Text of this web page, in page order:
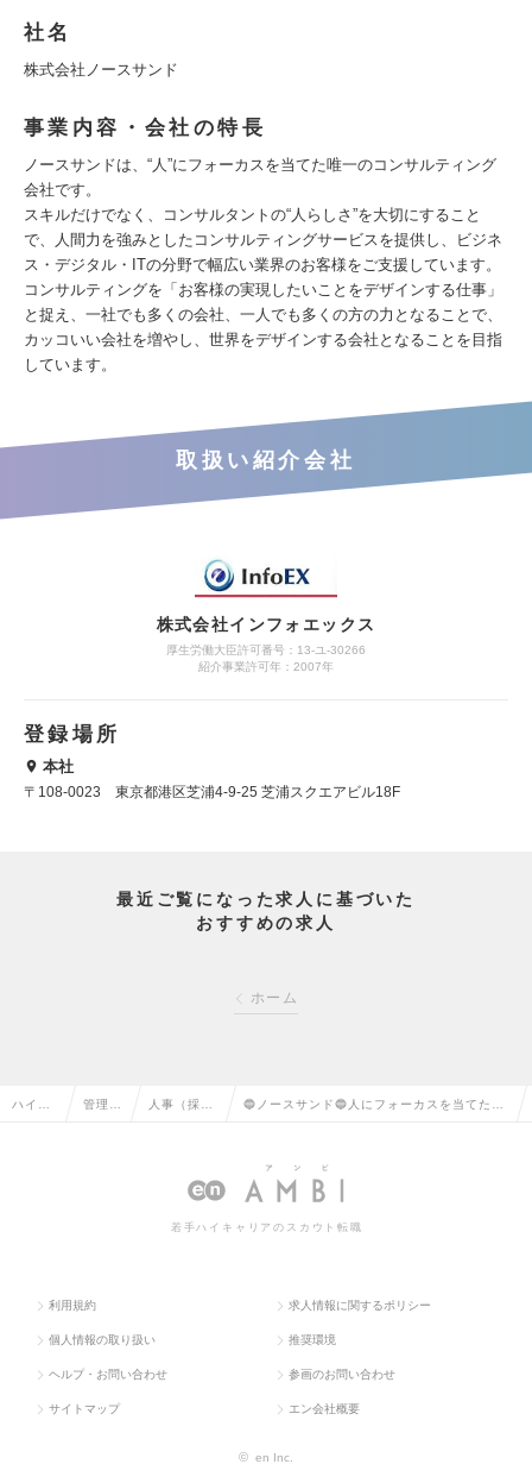
社名
株式会社ノースサンド
事業内容・会社の特長
ノースサンドは、“人”にフォーカスを当てた唯一のコンサルティング
会社です。
スキルだけでなく、コンサルタントの“人らしさ”を大切にすること
で、人間力を強みとしたコンサルティングサービスを提供し、ビジネ
ス・デジタル・ITの分野で幅広い業界のお客様をご支援しています。
コンサルティングを「お客様の実現したいことをデザインする仕事」
と捉え、一社でも多くの会社、一人でも多くの方の力となることで、
カッコいい会社を増やし、世界をデザインする会社となることを目指
しています。
取扱い紹介会社
株式会社インフォエックス
厚生労働大臣許可番号：13-ユ-30266
紹介事業許可年：2007年
登録場所
本社
〒108-0023 東京都港区芝浦4-9-25 芝浦スクエアビル18F
最近ご覧になった求人に基づいた
おすすめの求人
ホーム
ハイク 管理部 人事（採
ど）の転職
🔵ノースサンド🔵人にフォーカスを当てた急
るサポートチームの求人情報
若手ハイキャリアのスカウト転職
利用規約 求人情報に関するポリシー
個人情報の取り扱い 推奨環境
ヘルプ・お問い合わせ 参画のお問い合わせ
サイトマップ エン会社概要
© en Inc.